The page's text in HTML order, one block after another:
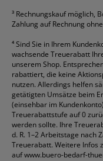
³ Rechnungskauf möglich,
Zahlung auf Rechnung
⁴Sind Sie in Ihrem
wachsende Treuerabatt
unserem Shop.
rabattiert, die keine
nutzen. Allerdings helfen
getätigten Umsätze beim
(einsehbar im
Treuerabattstufe auf 0
werden sollte. Ihre
d. R. 1–2 Arbeitstage nach
Treuerabatt. Weitere Infos
aufwww.buero-bedarf-